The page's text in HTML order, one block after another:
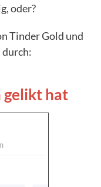
oder?
Tinder Gold und
durch:
gelikt hat